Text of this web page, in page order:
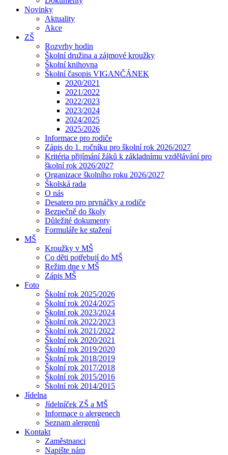
Novinky
Aktuality
Akce
ZŠ
Rozvrhy hodin
Školní družina a zájmové kroužky
Školní knihovna
Školní časopis VIGANČÁNEK
2020/2021
2021/2022
2022/2023
2023/2024
2024/2025
2025/2026
Informace pro rodiče
Zápis do 1. ročníku pro školní rok 2026/2027
Kritéria přijímání žáků k základnímu vzdělávání pro
školní rok 2026/2027
Organizace školního roku 2026/2027
Školská rada
O nás
Desatero pro prvnáčky a rodiče
Bezpečně do školy
Důležité dokumenty
Formuláře ke stažení
MŠ
Kroužky v MŠ
Co děti potřebují do MŠ
Režim dne v MŠ
Zápis MŠ
Foto
Školní rok 2025/2026
Školní rok 2024/2025
Školní rok 2023/2024
Školní rok 2022/2023
Školní rok 2021/2022
Školní rok 2020/2021
Školní rok 2019/2020
Školní rok 2018/2019
Školní rok 2017/2018
Školní rok 2015/2016
Školní rok 2014/2015
Jídelna
Jídelníček ZŠ a MŠ
Informace o alergenech
Seznam alergenů
Kontakt
Zaměstnanci
Napište nám